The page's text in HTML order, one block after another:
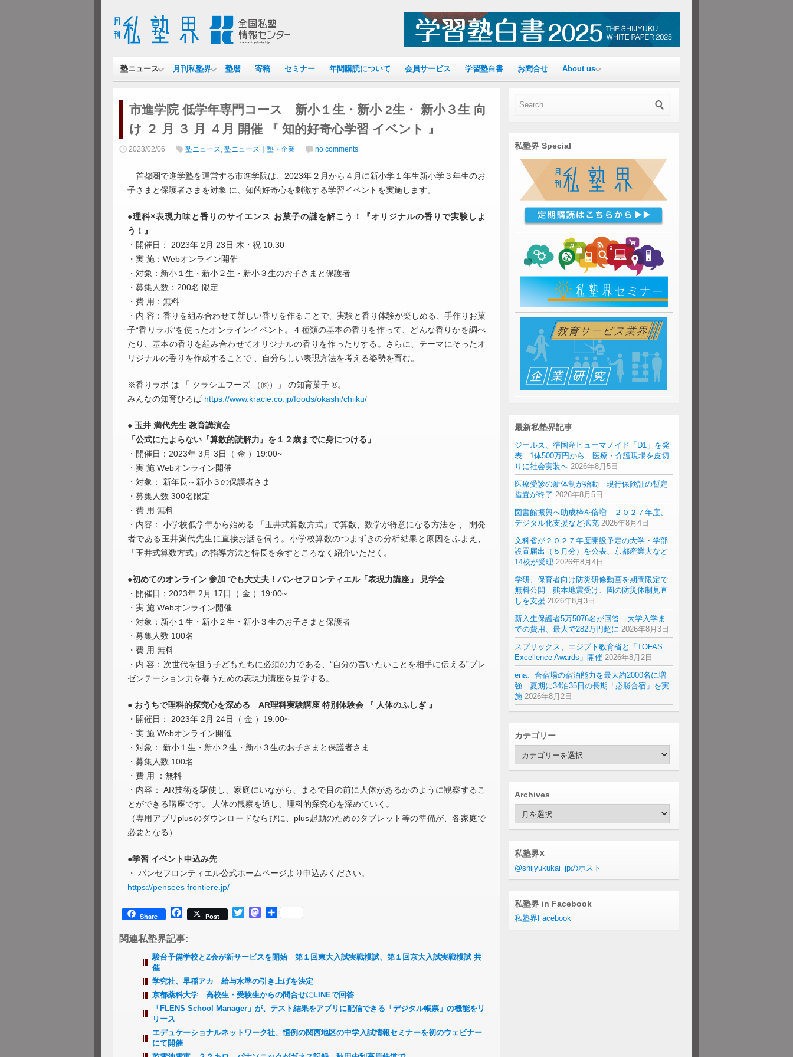
塾ニュース 月刊私塾界 塾暦 寄稿 セミナー 年間購読について 会員サービス 学習塾白書 お問合せ About us
市進学院 低学年専門コース 新小１生・新小 2生・ 新小３生 向
け ２ 月 ３ 月 ４月 開催 『 知的好奇心学習 イベント 』
2023/02/06 塾ニュース, 塾ニュース｜塾・企業 no comments
首都圏で進学塾を運営する市進学院は、2023年２月から４月に新小学１年生新小学３年生のお
子さまと保護者さまを対象 に、知的好奇心を刺激する学習イベントを実施します。
●理科×表現力味と香りのサイエンス お菓子の謎を解こう！『オリジナルの香りで実験しよ
う！』
・開催日： 2023年 2月 23日 木・祝 10:30
・実 施：Webオンライン開催
・対象：新小１生・新小２生・新小３生のお子さまと保護者
・募集人数：200名 限定
・費 用：無料
・内 容：香りを組み合わせて新しい香りを作ることで、実験と香り体験が楽しめる、手作りお菓
子“香りラボ”を使ったオンラインイベント。４種類の基本の香りを作って、どんな香りかを調べ
たり、基本の香りを組み合わせてオリジナルの香りを作ったりする。さらに、テーマにそったオ
リジナルの香りを作成することで 、自分らしい表現方法を考える姿勢を育む。
※香りラボ は 「 クラシエフーズ （㈱）」 の知育菓子 ®。
みんなの知育ひろば https://www.kracie.co.jp/foods/okashi/chiiku/
● 玉井 満代先生 教育講演会
「公式にたよらない『算数的読解力』を１２歳までに身につける」
・開催日：2023年 3月 3日（ 金 ）19:00~
・実 施 Webオンライン開催
・対象： 新年長～新小３の保護者さま
・募集人数 300名限定
・費 用 無料
・内容： 小学校低学年から始める 「玉井式算数方式」で算数、数学が得意になる方法を 、 開発
者である玉井満代先生に直接お話を伺う。小学校算数のつまずきの分析結果と原因をふまえ、
「玉井式算数方式」の指導方法と特長を余すところなく紹介いただく。
●初めてのオンライン 参加 でも大丈夫！パンセフロンティエル「表現力講座」 見学会
・開催日：2023年 2月 17日（ 金 ）19:00~
・実 施 Webオンライン開催
・対象：新小１生・新小２生・新小３生のお子さまと保護者
・募集人数 100名
・費 用 無料
・内 容：次世代を担う子どもたちに必須の力である、“自分の言いたいことを相手に伝える”プレ
ゼンテーション力を養うための表現力講座を見学する。
● おうちで理科的探究心を深める AR理科実験講座 特別体験会 『 人体のふしぎ 』
・開催日： 2023年 2月 24日（ 金 ）19:00~
・実 施 Webオンライン開催
・対象： 新小１生・新小２生・新小３生のお子さまと保護者さま
・募集人数 100名
・費 用 ：無料
・内容： AR技術を駆使し、家庭にいながら、まるで目の前に人体があるかのように観察するこ
とができる講座です。 人体の観察を通し、理科的探究心を深めていく。
（専用アプリplusのダウンロードならびに、plus起動のためのタブレット等の準備が、各家庭で
必要となる）
●学習 イベント申込み先
・ パンセフロンティエル公式ホームページより申込みください。
https://pensees frontiere.jp/
Share Facebook
Post TwitterMastodon
共
関連私塾界記事:
駿台予備学校とZ会が新サービスを開始 第１回東大入試実戦模試、第１回京大入試実戦模試 共
催
学究社、早稲アカ 給与水準の引き上げを決定
京都薬科大学 高校生・受験生からの問合せにLINEで回答
「FLENS School Manager」が、テスト結果をアプリに配信できる「デジタル帳票」の機能をリ
リース
エデュケーショナルネットワーク社、恒例の関西地区の中学入試情報セミナーを初のウェビナー
にて開催
私塾界 Special
最新私塾界記事
ジールス、準国産ヒューマノイド「D1」を発
表 1体500万円から 医療・介護現場を皮切
りに社会実装へ 2026年8月5日
医療受診の新体制が始動 現行保険証の暫定
措置が終了 2026年8月5日
図書館振興へ助成枠を倍増 ２０２７年度、
デジタル化支援など拡充 2026年8月4日
文科省が２０２７年度開設予定の大学・学部
設置届出（５月分）を公表、京都産業大など
14校が受理 2026年8月4日
学研、保育者向け防災研修動画を期間限定で
無料公開 熊本地震受け、園の防災体制見直
しを支援 2026年8月3日
新入生保護者5万5076名が回答 大学入学ま
での費用、最大で282万円超に 2026年8月3日
スプリックス、エジプト教育省と「TOFAS
Excellence Awards」開催 2026年8月2日
ena、合宿場の宿泊能力を最大約2000名に増
強 夏期に34泊35日の長期「必勝合宿」を実
施 2026年8月2日
カテゴリー
ゴ
ー
Archives
Archives
私塾界X
@shijyukukai_jpのポスト
私塾界 in Facebook
私塾界Facebook